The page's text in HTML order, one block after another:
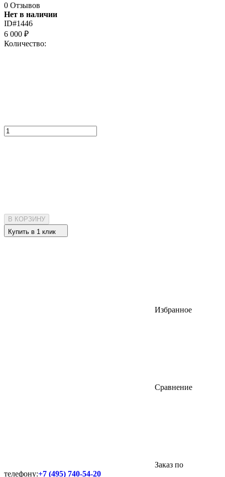
0 Отзывов
Нет в наличии
ID#1446
6 000 ₽
Количество:
В КОРЗИНУ
Купить в 1 клик
Избранное
Сравнение
Заказ по
телефону:+7 (495) 740-54-20